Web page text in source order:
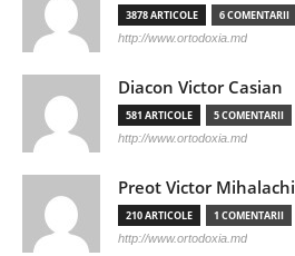
3878 ARTICOLE 6 COMENTARII
http://www.ortodoxia.md
Diacon Victor Casian
581 ARTICOLE 5 COMENTARII
http://www.ortodoxia.md
Preot Victor Mihalachi
210 ARTICOLE 1 COMENTARII
http://www.ortodoxia.md